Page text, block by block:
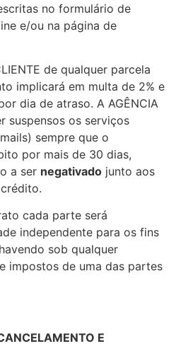
no formulário de
e/ou na página de
de qualquer parcela
implicará em multa de 2% e
dia de atraso. A AGÊNCIA
suspensos os serviços
sempre que o
por mais de 30 dias,
a ser negativado junto aos
cada parte será
independente para os fins
sob qualquer
impostos de uma das partes
E